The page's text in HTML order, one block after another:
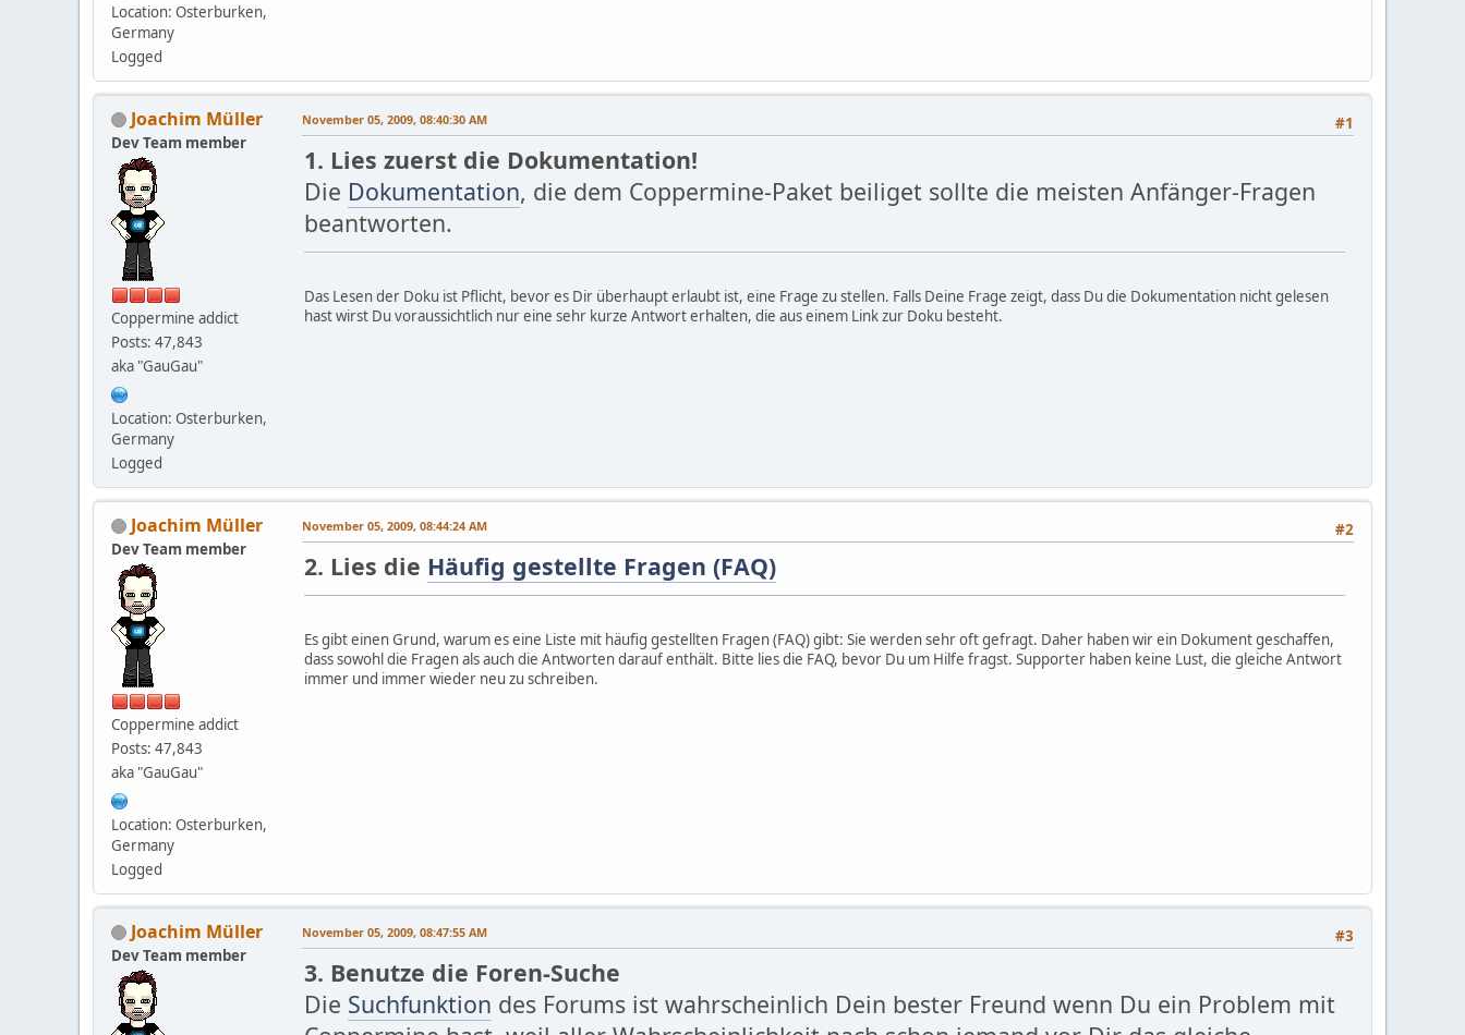
Location: Osterburken,
Germany
Logged
Joachim Müller
Dev Team member
Coppermine addict
Posts: 47,843
aka "GauGau"
Location: Osterburken,
Germany
Logged
#1
November 05, 2009, 08:40:30 AM
1. Lies zuerst die Dokumentation!
Die Dokumentation, die dem Coppermine-Paket beiliget sollte die meisten Anfänger-Fragen
beantworten.
Das Lesen der Doku ist Pflicht, bevor es Dir überhaupt erlaubt ist, eine Frage zu stellen. Falls Deine Frage zeigt, dass Du die Dokumentation nicht gelesen
hast wirst Du voraussichtlich nur eine sehr kurze Antwort erhalten, die aus einem Link zur Doku besteht.
Joachim Müller
Dev Team member
Coppermine addict
Posts: 47,843
aka "GauGau"
Location: Osterburken,
Germany
Logged
#2
November 05, 2009, 08:44:24 AM
2. Lies die Häufig gestellte Fragen (FAQ)
Es gibt einen Grund, warum es eine Liste mit häufig gestellten Fragen (FAQ) gibt: Sie werden sehr oft gefragt. Daher haben wir ein Dokument geschaffen,
dass sowohl die Fragen als auch die Antworten darauf enthält. Bitte lies die FAQ, bevor Du um Hilfe fragst. Supporter haben keine Lust, die gleiche Antwort
immer und immer wieder neu zu schreiben.
Joachim Müller
Dev Team member
#3
November 05, 2009, 08:47:55 AM
3. Benutze die Foren-Suche
Die Suchfunktion des Forums ist wahrscheinlich Dein bester Freund wenn Du ein Problem mit